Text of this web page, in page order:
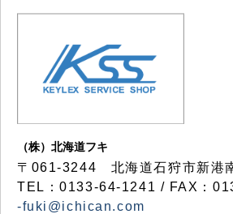
（株）北海道フキ
〒061-3244 北海道石狩市新港
TEL：0133-64-1241 / FAX：
-fuki@ichican.com